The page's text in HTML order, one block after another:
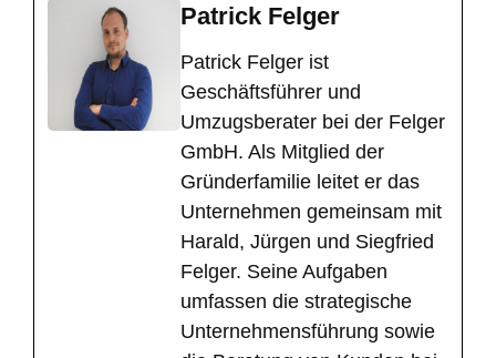
Patrick Felger
​Patrick Felger ist
Geschäftsführer und
Umzugsberater bei der Felger
GmbH. Als Mitglied der
Gründerfamilie leitet er das
Unternehmen gemeinsam mit
Harald, Jürgen und Siegfried
Felger. Seine Aufgaben
umfassen die strategische
Unternehmensführung sowie